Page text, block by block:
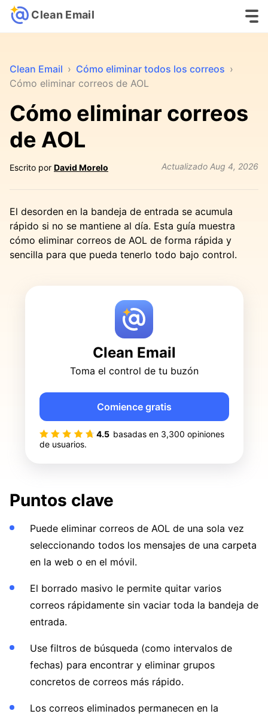
Clean Email
Clean Email › Cómo eliminar todos los correos ›
Cómo eliminar correos de AOL
Cómo eliminar correos
de AOL
Escrito por David Morelo Actualizado Aug 4, 2026
El desorden en la bandeja de entrada se acumula
rápido si no se mantiene al día. Esta guía muestra
cómo eliminar correos de AOL de forma rápida y
sencilla para que pueda tenerlo todo bajo control.
Clean Email
Toma el control de tu buzón
4.5 basadas en 3,300 opiniones
de usuarios.
Comience gratis
Puntos clave
Puede eliminar correos de AOL de una sola vez
seleccionando todos los mensajes de una carpeta
en la web o en el móvil.
El borrado masivo le permite quitar varios
correos rápidamente sin vaciar toda la bandeja de
entrada.
Use filtros de búsqueda (como intervalos de
fechas) para encontrar y eliminar grupos
concretos de correos más rápido.
Los correos eliminados permanecen en la